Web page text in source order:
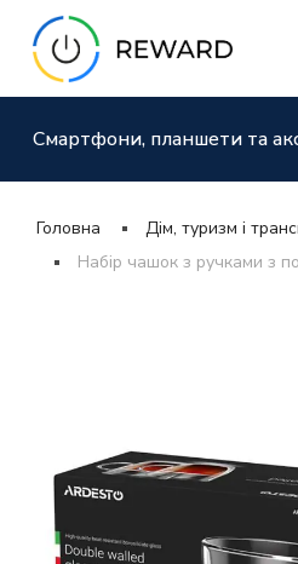
Смартфони, планшети та
Головна Дім, туризм і
Набір чашок з ручками з